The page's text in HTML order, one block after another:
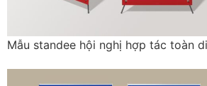
Mẫu standee hội nghị hợp tác toàn